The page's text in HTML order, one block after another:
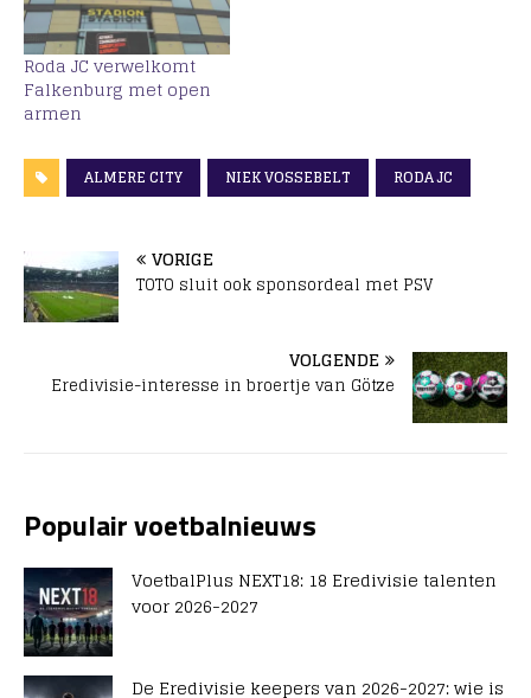
Roda JC verwelkomt
Falkenburg met open
armen
ALMERE CITY NIEK VOSSEBELT RODA JC
VORIGE
TOTO sluit ook sponsordeal met PSV
VOLGENDE
Eredivisie-interesse in broertje van Götze
Populair voetbalnieuws
VoetbalPlus NEXT18: 18 Eredivisie talenten
voor 2026-2027
De Eredivisie keepers van 2026-2027: wie is